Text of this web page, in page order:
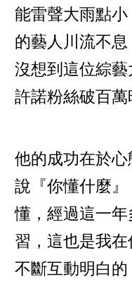
能雷聲大雨點
的藝人川流不息
沒想到這位綜
許諾粉絲破百萬
他的成功在於
說『你懂什麼
懂，經過這一
習，這也是我
不斷互動明白的